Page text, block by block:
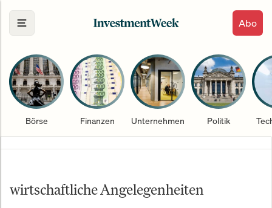
Abo
Börse Finanzen Unternehmen Politik
wirtschaftliche Angelegenheiten